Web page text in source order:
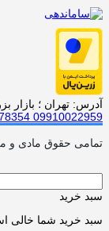
آدرس: تهران ؛ بازار
09910022959
تمامی حقوق مادی و
سبد خرید
سبد خرید شما خالی